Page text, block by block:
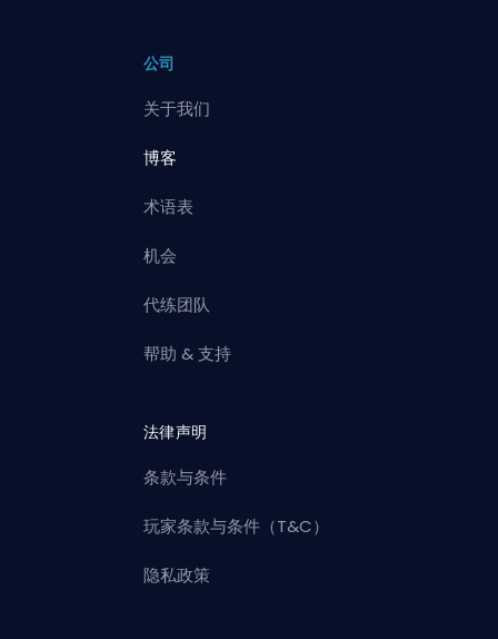
公司
关于我们
博客
术语表
机会
代练团队
帮助 & 支持
法律声明
条款与条件
玩家条款与条件（T&C）
隐私政策